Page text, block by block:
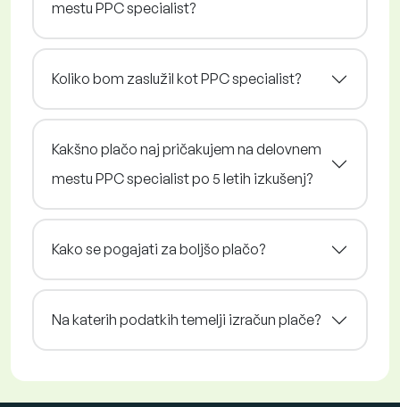
mestu PPC specialist?
Koliko bom zaslužil kot PPC specialist?
Kakšno plačo naj pričakujem na delovnem
mestu PPC specialist po 5 letih izkušenj?
Kako se pogajati za boljšo plačo?
Na katerih podatkih temelji izračun plače?